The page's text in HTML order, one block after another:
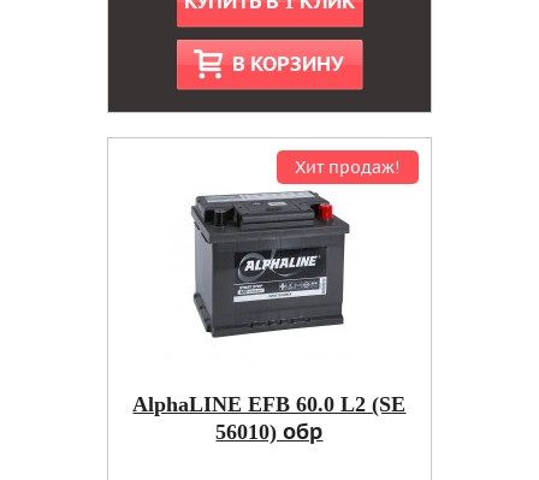
В КОРЗИНУ
Хит продаж!
AlphaLINE EFB 60.0 L2 (SE
56010) обр